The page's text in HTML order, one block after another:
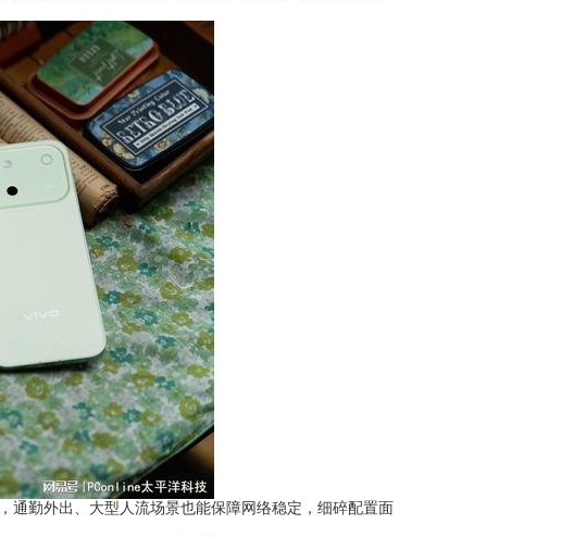
勤外出、大型人流场景也能保障网络稳定，细碎配置面